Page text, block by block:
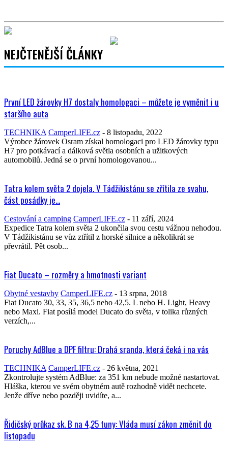
NEJČTENĚJŠÍ ČLÁNKY
První LED žárovky H7 dostaly homologaci – můžete je vyměnit i u
staršího auta
TECHNIKA CamperLIFE.cz - 8 listopadu, 2022
Výrobce žárovek Osram získal homologaci pro LED žárovky typu
H7 pro potkávací a dálková světla osobních a užitkových
automobilů. Jedná se o první homologovanou...
Tatra kolem světa 2 dojela. V Tádžikistánu se zřítila ze svahu,
část posádky je...
Cestování a camping CamperLIFE.cz - 11 září, 2024
Expedice Tatra kolem světa 2 ukončila svou cestu vážnou nehodou.
V Tádžikistánu se vůz ztřítil z horské silnice a několikrát se
převrátil. Pět osob...
Fiat Ducato – rozměry a hmotnosti variant
Obytné vestavby CamperLIFE.cz - 13 srpna, 2018
Fiat Ducato 30, 33, 35, 36,5 nebo 42,5. L nebo H. Light, Heavy
nebo Maxi. Fiat posílá model Ducato do světa, v tolika různých
verzích,...
Poruchy AdBlue a DPF filtru: Drahá sranda, která čeká i na vás
TECHNIKA CamperLIFE.cz - 26 května, 2021
Zkontrolujte systém AdBlue: za 351 km nebude možné nastartovat.
Hláška, kterou ve svém obytném autě rozhodně vidět nechcete.
Jenže dříve nebo později uvidíte, a...
Řidičský průkaz sk. B na 4,25 tuny: Vláda musí zákon změnit do
listopadu